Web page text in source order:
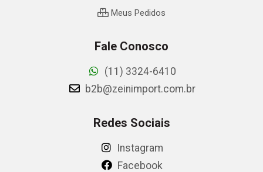
Meus Pedidos
Fale Conosco
(11) 3324-6410
b2b@zeinimport.com.br
Redes Sociais
Instagram
Facebook